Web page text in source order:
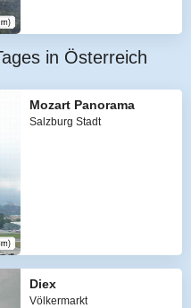
in Österreich
Mozart Panorama
Salzburg Stadt
Diex
Völkermarkt